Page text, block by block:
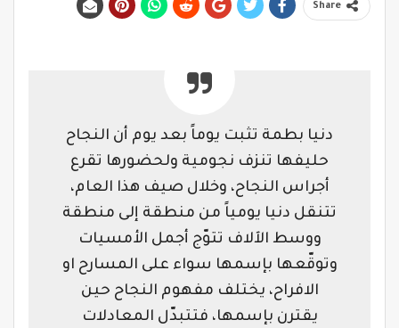
Share
دنيا بطمة تثبت يوماً بعد يوم أن النجاح
حليفها تنزف نجومية ولحضورها تقرع
أجراس النجاح، وخلال صيف هذا العام،
تتنقل دنيا يومياً من منطقة إلى منطقة
ووسط الآلاف تتوّج أجمل الأمسيات
وتوقّعها بإسمها سواء على المسارح او
الافراح، يختلف مفهوم النجاح حين
يقترن بإسمها، فتتبدّل المعادلات